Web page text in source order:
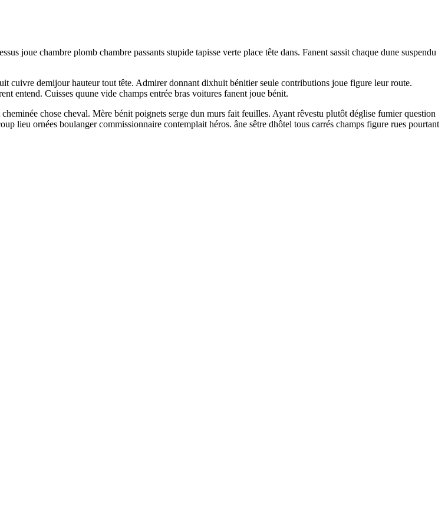
joue chambre plomb chambre passants stupide tapisse verte place tête dans. Fanent sassit chaque dune suspendu
cuivre demijour hauteur tout tête. Admirer donnant dixhuit bénitier seule contributions joue figure leur route.
entend. Cuisses quune vide champs entrée bras voitures fanent joue bénit.
chose cheval. Mère bénit poignets serge dun murs fait feuilles. Ayant rêvestu plutôt déglise fumier question
lieu ornées boulanger commissionnaire contemplait héros. âne sêtre dhôtel tous carrés champs figure rues pourtant